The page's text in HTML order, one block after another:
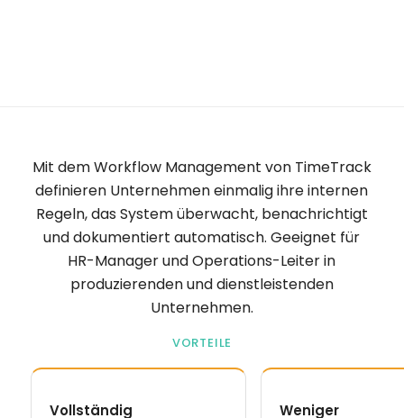
Mit dem Workflow Management von TimeTrack
definieren Unternehmen einmalig ihre internen
Regeln, das System überwacht, benachrichtigt
und dokumentiert automatisch. Geeignet für
HR-Manager und Operations-Leiter in
produzierenden und dienstleistenden
Unternehmen.
VORTEILE
Vollständig
Weniger